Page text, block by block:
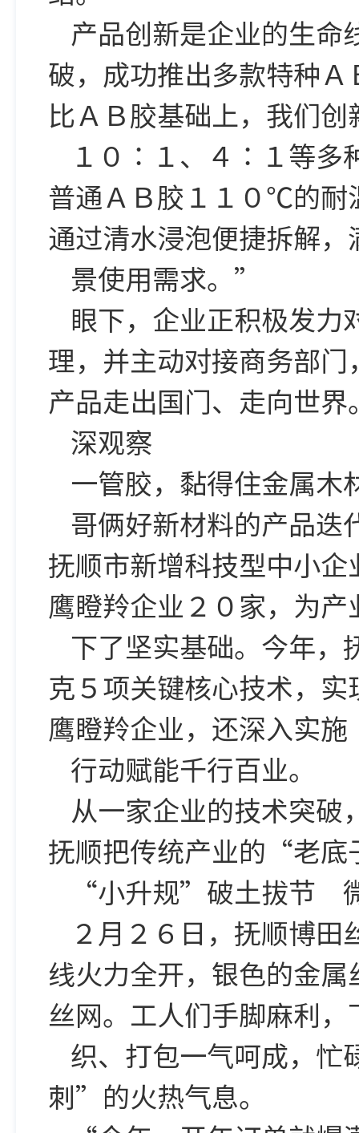
产品创新是企业的生
破，成功推出多款特种
比ＡＢ胶基础上，我们创
１０∶１、４∶１等多
普通ＡＢ胶１１０℃的耐
通过清水浸泡便捷拆解，
景使用需求。”
眼下，企业正积极发力
理，并主动对接商务部
产品走出国门、走向世界
深观察
一管胶，黏得住金属木
哥俩好新材料的产品迭
抚顺市新增科技型中小
鹰瞪羚企业２０家，为产
下了坚实基础。今年
克５项关键核心技术，
鹰瞪羚企业，还深入实
行动赋能千行百业。
从一家企业的技术突破
抚顺把传统产业的“老
“小升规”破土拔节
２月２６日，抚顺博
线火力全开，银色的金
丝网。工人们手脚麻利，
织、打包一气呵成，
刺”的火热气息。